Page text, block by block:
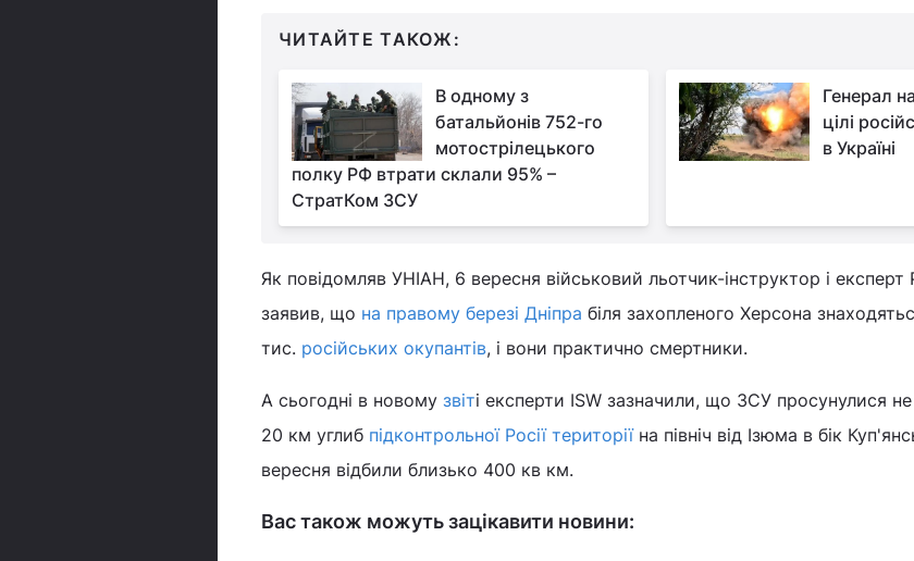
ЧИТАЙТЕ ТАКОЖ:
В одному з
батальйонів 752-го
мотострілецького
полку РФ втрати склали 95% –
СтратКом ЗСУ
Генерал
цілі
в Україні
Як повідомляв УНІАН, 6 вересня військовий льотчик-інструктор і експерт
заявив, що на правому березі Дніпра біля захопленого Херсона
тис. російських окупантів, і вони практично смертники.
А сьогодні в новому звіті експерти ISW зазначили, що ЗСУ просунулися
20 км углиб підконтрольної Росії територіїна північ від Ізюма в бік
вересня відбили близько 400 кв км.
Вас також можуть зацікавити новини: